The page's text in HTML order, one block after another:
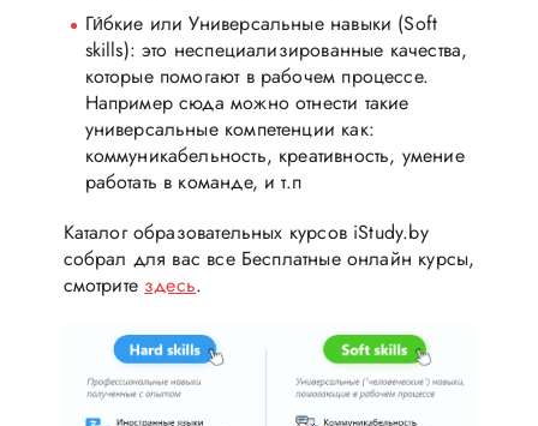
Ги́бкие или Универсальные навыки (Soft
skills): это неспециализированные качества,
которые помогают в рабочем процессе.
Например сюда можно отнести такие
универсальные компетенции как:
коммуникабельность, креативность, умение
работать в команде, и т.п
Каталог образовательных курсов iStudy.by
собрал для вас все Бесплатные онлайн курсы,
смотрите здесь.